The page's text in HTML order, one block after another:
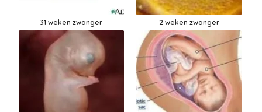
31 weken zwanger 2 weken zwanger